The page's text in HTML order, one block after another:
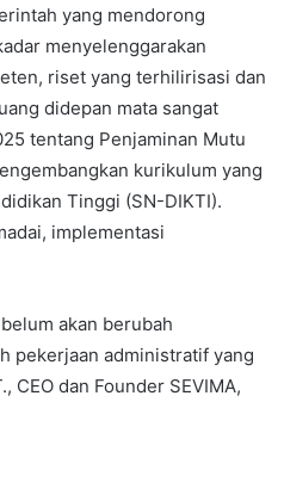
yang mendorong
menyelenggarakan
riset yang terhilirisasi dan
didepan mata sangat
tentang Penjaminan Mutu
kurikulum yang
Tinggi (SN-DIKTI).
implementasi
akan berubah
pekerjaan administratif yang
CEO dan Founder SEVIMA,